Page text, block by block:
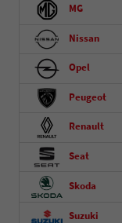
MG
Nissan
Opel
Peugeot
Renault
Seat
Skoda
Suzuki